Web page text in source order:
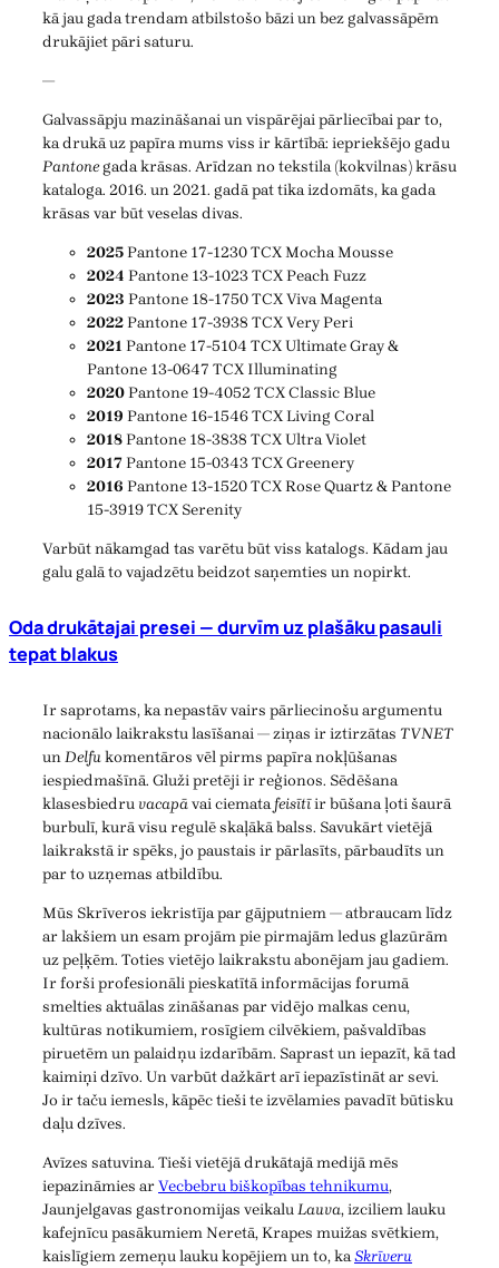
kā jau gada trendam atbilstošo bāzi un bez galvassāpēm
drukājiet pāri saturu.
—
Galvassāpju mazināšanai un vispārējai pārliecībai par to,
ka drukā uz papīra mums viss ir kārtībā: iepriekšējo gadu
Pantonegada krāsas. Arīdzan no tekstila (kokvilnas) krāsu
kataloga. 2016. un 2021. gadā pat tika izdomāts, ka gada
krāsas var būt veselas divas.
2025Pantone 17-1230 TCX Mocha Mousse
2024 Pantone 13-1023 TCX Peach Fuzz
2023 Pantone 18-1750 TCX Viva Magenta
2022Pantone 17-3938 TCX Very Peri
2021Pantone 17-5104 TCX Ultimate Gray &
Pantone 13-0647 TCX Illuminating
2020Pantone 19-4052 TCX Classic Blue
2019 Pantone 16-1546 TCX Living Coral
2018Pantone 18-3838 TCX Ultra Violet
2017Pantone 15-0343 TCX Greenery
2016 Pantone 13-1520 TCX Rose Quartz & Pantone
15-3919 TCX Serenity
Varbūt nākamgad tas varētu būt viss katalogs. Kādam jau
galu galā to vajadzētu beidzot saņemties un nopirkt.
Oda drukātajai presei — durvīm uz plašāku pasauli
tepat blakus
Ir saprotams, ka nepastāv vairs pārliecinošu argumentu
nacionālo laikrakstu lasīšanai — ziņas ir iztirzātas TVNET
unDelfukomentāros vēl pirms papīra nokļūšanas
iespiedmašīnā. Gluži pretēji ir reģionos. Sēdēšana
klasesbiedruvacapāvai ciematafeisītīir būšana ļoti šaurā
burbulī, kurā visu regulē skaļākā balss. Savukārt vietējā
laikrakstā ir spēks, jo paustais ir pārlasīts, pārbaudīts un
par to uzņemas atbildību.
Mūs Skrīveros iekristīja par gājputniem — atbraucam līdz
ar lakšiem un esam projām pie pirmajām ledus glazūrām
uz peļķēm. Toties vietējo laikrakstu abonējam jau gadiem.
Ir forši profesionāli pieskatītā informācijas forumā
smelties aktuālas zināšanas par vidējo malkas cenu,
kultūras notikumiem, rosīgiem cilvēkiem, pašvaldības
piruetēm un palaidņu izdarībām. Saprast un iepazīt, kā tad
kaimiņi dzīvo. Un varbūt dažkārt arī iepazīstināt ar sevi.
Jo ir taču iemesls, kāpēc tieši te izvēlamies pavadīt būtisku
daļu dzīves.
Avīzes satuvina. Tieši vietējā drukātajā medijā mēs
iepazināmies arVecbebru biškopības tehnikumu,
Jaunjelgavas gastronomijas veikaluLauva, izciliem lauku
kafejnīcu pasākumiem Neretā, Krapes muižas svētkiem,
kaislīgiem zemeņu lauku kopējiem un to, kaSkrīveru